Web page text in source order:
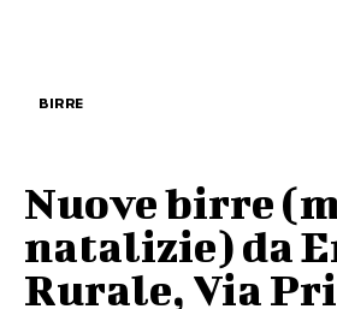
BIRRE
Nuove birre
natalizie) da
Rurale, Via